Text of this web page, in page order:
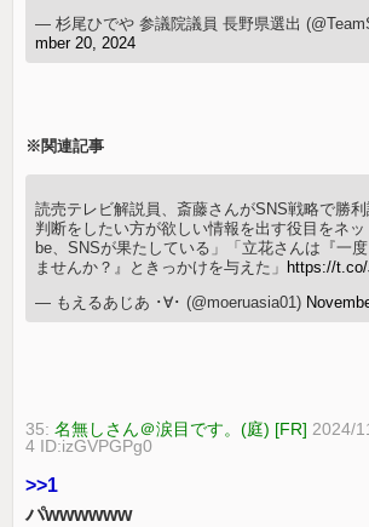
— 杉尾ひでや 参議院議員 長野県選出
mber 20, 2024
※関連記事
読売テレビ解説員、斎藤さんがSNS戦略で勝
判断をしたい方が欲しい情報を出す役目をネ
be、SNSが果たしている」「立花さんは『一
ませんか？』ときっかけを与えた」 https://
— もえるあじあ ･∀･ (@moeruasia01)
35:名無しさん＠涙目です。(庭) [FR] 2024/
4 ID:izGVPGPg0
>>1
パwwwwww